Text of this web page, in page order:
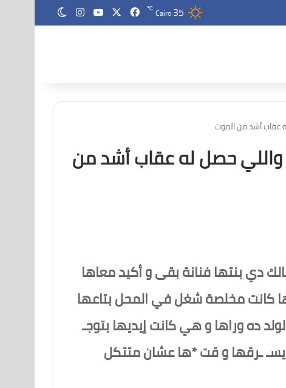
Cairo35
℃ فيسبوك ‫YouTubeانستقرام
عقاب أشد من الموت
واللي حصل له عقاب أشد من
دي بنتها فنانة بقى و أكيد معاها
كانت مخلصة شغل في المحل بتاعها
ده وراها و هي كانت إيديها بتوجـ
ـرقها و قت *ها عشان متتكل